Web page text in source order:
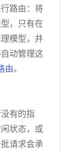
路由：将
，只有在
模型，并
动管理这
由。
有的指
状态，或
请求会承